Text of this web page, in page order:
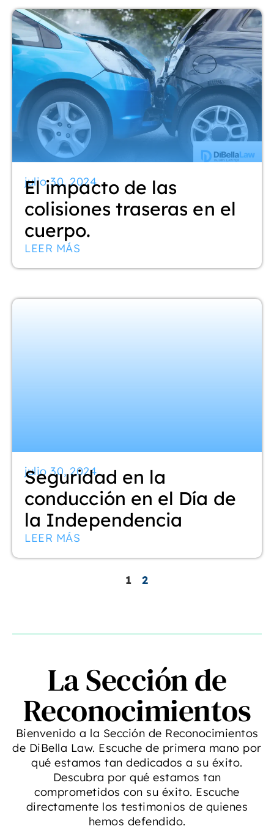
julio 30, 2024
El impacto de las
colisiones traseras en el
cuerpo.
LEER MÁS
julio 30, 2024
Seguridad en la
conducción en el Día de
la Independencia
LEER MÁS
1 2
La Sección de
Reconocimientos
Bienvenido a la Sección de Reconocimientos
de DiBella Law. Escuche de primera mano por
qué estamos tan dedicados a su éxito.
Descubra por qué estamos tan
comprometidos con su éxito. Escuche
directamente los testimonios de quienes
hemos defendido.